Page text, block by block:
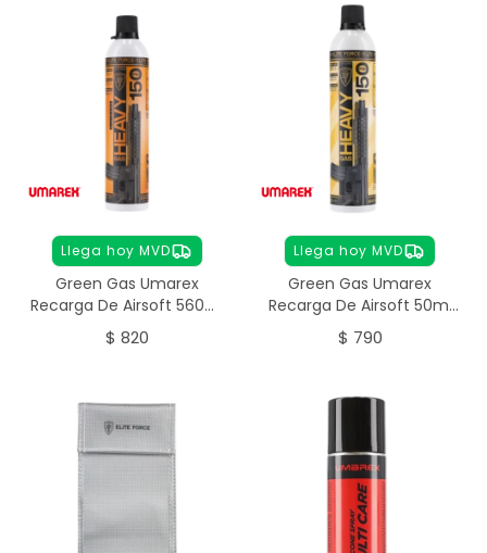
Llega hoy MVD
Green Gas Umarex
Recarga De Airsoft 560ml
Elite Force Heavy
Maintenance
$ 820
Llega hoy MVD
Green Gas Umarex
Recarga De Airsoft 50ml
Elite Force Heavy
$ 790